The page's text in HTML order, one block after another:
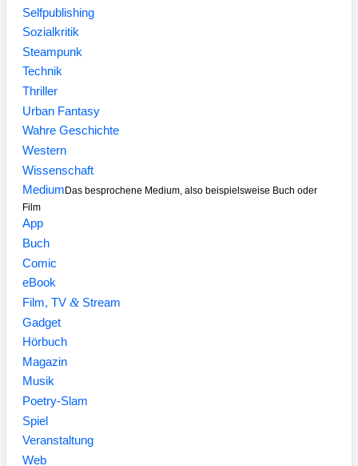
Selfpublishing
Sozialkritik
Steampunk
Technik
Thriller
Urban Fantasy
Wahre Geschichte
Western
Wissenschaft
Medium Das besprochene Medium, also beispielsweise Buch oder
Film
App
Buch
Comic
eBook
Film, TV&Stream
Gadget
Hörbuch
Magazin
Musik
Poetry-Slam
Spiel
Veranstaltung
Web